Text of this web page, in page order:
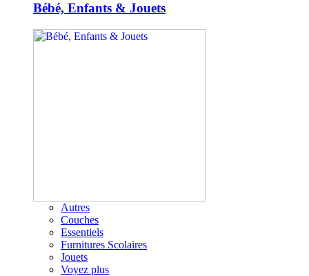
Bébé, Enfants & Jouets
Autres
Couches
Essentiels
Furnitures Scolaires
Jouets
Voyez plus